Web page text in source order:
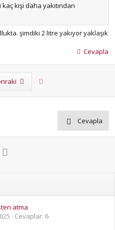
kişi daha yakıtından
şimdiki 2 litre yakıyor yaklaşık
Cevapla
Cevapla
atma
Cevaplar: 6